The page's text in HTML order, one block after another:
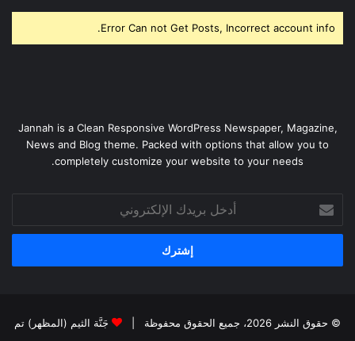
Error Can not Get Posts, Incorrect account info.
Jannah is a Clean Responsive WordPress Newspaper, Magazine,
News and Blog theme. Packed with options that allow you to
completely customize your website to your needs.
بريدك
الإلكتروني
© حقوق النشر 2026، جميع الحقوق محفوظة |
جَنَّة الثيم (المظهر) تم